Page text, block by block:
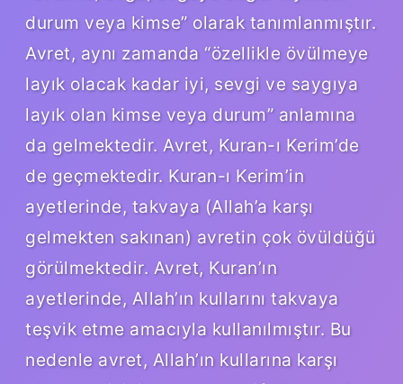
durum veya kimse” olarak tanımlanmıştır.
Avret, aynı zamanda “özellikle övülmeye
layık olacak kadar iyi, sevgi ve saygıya
layık olan kimse veya durum” anlamına
da gelmektedir. Avret, Kuran-ı Kerim’de
de geçmektedir. Kuran-ı Kerim’in
ayetlerinde, takvaya (Allah’a karşı
gelmekten sakınan) avretin çok övüldüğü
görülmektedir. Avret, Kuran’ın
ayetlerinde, Allah’ın kullarını takvaya
teşvik etme amacıyla kullanılmıştır. Bu
nedenle avret, Allah’ın kullarına karşı